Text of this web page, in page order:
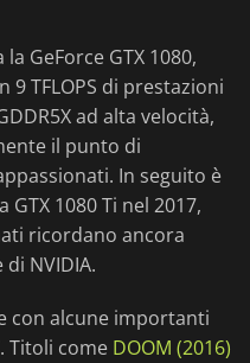
GeForce GTX 1080,
9 TFLOPS di prestazioni
ad alta velocità,
il punto di
In seguito è
1080 Ti nel 2017,
ricordano ancora
NVIDIA.
con alcune importanti
Titoli come DOOM (2016)